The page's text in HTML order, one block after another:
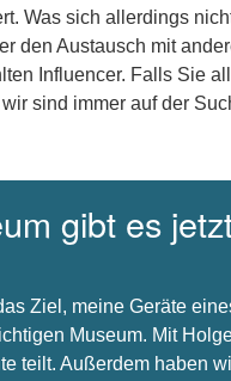
Was sich allerdings
den Austausch mit
Influencer. Falls Sie
sind immer auf der
gibt es
Ziel, meine Geräte
Museum. Mit
teilt. Außerdem haben